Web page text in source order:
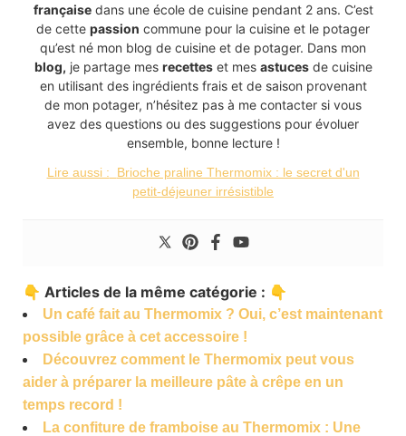
françaisedans une école de cuisine pendant 2 ans. C’est
de cette passion commune pour la cuisine et le potager
qu’est né mon blog de cuisine et de potager. Dans mon
blog, je partage mes recetteset mes astucesde cuisine
en utilisant des ingrédients frais et de saison provenant
de mon potager, n’hésitez pas à me contacter si vous
avez des questions ou des suggestions pour évoluer
ensemble, bonne lecture !
Lire aussi :
Brioche praline Thermomix : le secret d'un
petit-déjeuner irrésistible
👇 Articles de la même catégorie : 👇
Un café fait au Thermomix ? Oui, c’est maintenant
possible grâce à cet accessoire !
Découvrez comment le Thermomix peut vous
aider à préparer la meilleure pâte à crêpe en un
temps record !
La confiture de framboise au Thermomix : Une